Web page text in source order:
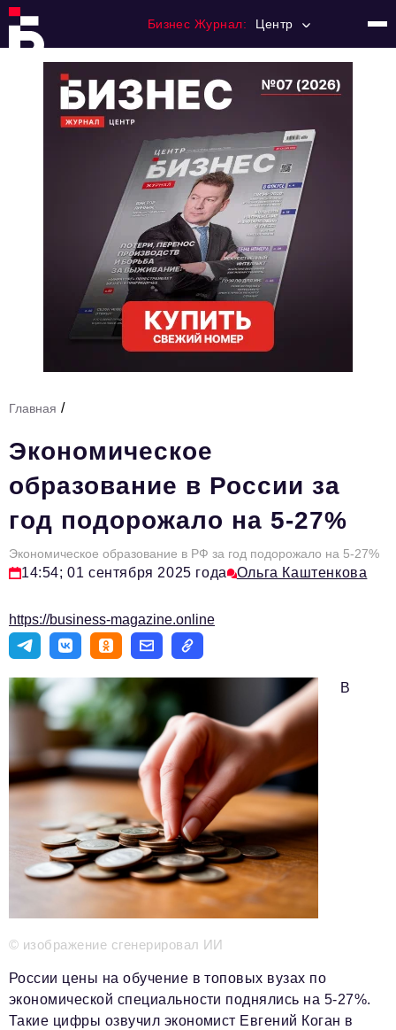
Бизнес Журнал: Центр
Регулирование
Премия "Тульский Бизнес"
История тульского предпринимательства
Тема номера
HR
Персона номера
Инфраструктура развития
Туризм
Импортозамещение
Мероприятия
Авторские материалы
Видео
+7 495 727-01-67
Электронные почты редакции:
Информационный отдел
info@business-magazine.online
reklama@business-magazine.online
Отдел распространения/редакционная подписка
Отдел по работе с партнерами
partner@business-magazine.online
Главная /
Экономическое
образование в России за
год подорожало на 5-27%
Экономическое образование в РФ за год подорожало на 5-27%
14:54; 01 сентября 2025 года Ольга Каштенкова
https://business-magazine.online
© изображение сгенерировал ИИ
В
России цены на обучение в топовых вузах по
экономической специальности поднялись на 5-27%.
Такие цифры озвучил экономист Евгений Коган в